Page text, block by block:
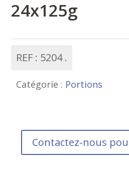
24x125g
REF : 5204
Catégorie : Portions
Contactez-nous